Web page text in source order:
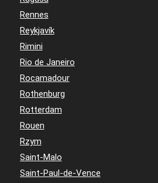
Rennes
Reykjavík
Rimini
Rio de Janeiro
Rocamadour
Rothenburg
Rotterdam
Rouen
Rzym
Saint-Malo
Saint-Paul-de-Vence